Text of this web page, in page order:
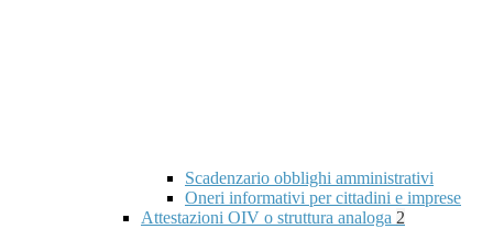
Scadenzario obblighi amministrativi
Oneri informativi per cittadini e imprese
Attestazioni OIV o struttura analoga 2